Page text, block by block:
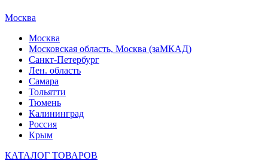
Москва
Москва
Московская область, Москва (заМКАД)
Санкт-Петербург
Лен. область
Самара
Тольятти
Тюмень
Калининград
Россия
Крым
КАТАЛОГ ТОВАРОВ